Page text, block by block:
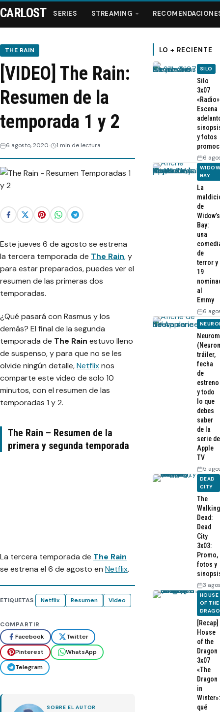
Series
Streaming
Recomendaciones
Videos
CARLOST SERIES STREAMING
THE RAIN
[VIDEO] The Rain:
Resumen de la
temporada 1 y 2
6 agosto, 2020 1 min de lectura
Este jueves 6 de agosto se estrena
la tercera temporada de The Rain,y
para estar preparados, puedes ver el
resumen de las primeras dos
temporadas.
¿Qué pasará con Rasmus y los
demás? El final de la segunda
temporada de The Rain estuvo lleno
de suspenso, y para que no se les
olvide ningún detalle,Netflixnos
comparte este video de solo 10
minutos, con el resumen de las
temporadas 1 y 2.
The Rain – Resumen de la
primera y segunda temporada
La tercera temporada de The Rain
se estrena el 6 de agosto en Netflix.
ETIQUETAS Netflix Resumen Video
COMPARTIR
Facebook
Twitter
Pinterest
WhatsApp
Telegram
SOBRE EL AUTOR
LO + RECIENTE
SILO
Silo
3x07
Escena
y fotos
6
BAY
La
de
Widow’s
Bay:
una
de
terror y
19
al
Emmy
6
tráiler,
fecha
de
estreno
y todo
lo que
debes
saber
de la
serie de
Apple
TV
5
DEAD
CITY
The
Walking
Dead:
Dead
City
3x03:
Promo,
fotos y
3
HOUSE
OF THE
[Recap]
House
of the
Dragon
3x07
«The
Dragon
in
Winter»:
qué